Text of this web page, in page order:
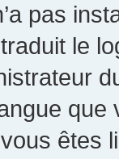
pas
le
êtes